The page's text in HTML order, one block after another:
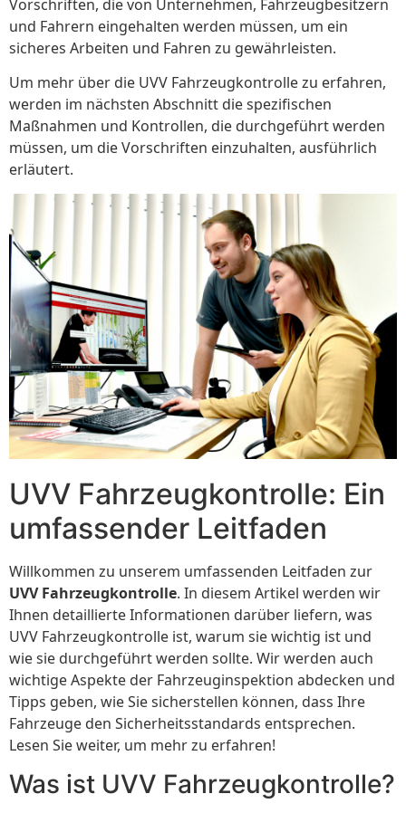
Vorschriften, die von Unternehmen, Fahrzeugbesitzern
und Fahrern eingehalten werden müssen, um ein
sicheres Arbeiten und Fahren zu gewährleisten.
Um mehr über die UVV Fahrzeugkontrolle zu erfahren,
werden im nächsten Abschnitt die spezifischen
Maßnahmen und Kontrollen, die durchgeführt werden
müssen, um die Vorschriften einzuhalten, ausführlich
erläutert.
UVV Fahrzeugkontrolle: Ein
umfassender Leitfaden
Willkommen zu unserem umfassenden Leitfaden zur
UVV Fahrzeugkontrolle. In diesem Artikel werden wir
Ihnen detaillierte Informationen darüber liefern, was
UVV Fahrzeugkontrolle ist, warum sie wichtig ist und
wie sie durchgeführt werden sollte. Wir werden auch
wichtige Aspekte der Fahrzeuginspektion abdecken und
Tipps geben, wie Sie sicherstellen können, dass Ihre
Fahrzeuge den Sicherheitsstandards entsprechen.
Lesen Sie weiter, um mehr zu erfahren!
Was ist UVV Fahrzeugkontrolle?